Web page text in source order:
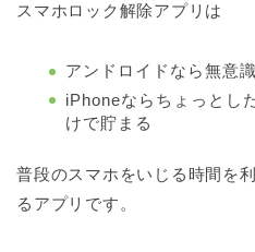
スマホロック解除アプリは
アンドロイドなら無意
iPhoneならちょっとし
けで貯まる
普段のスマホをいじる時間を
るアプリです。